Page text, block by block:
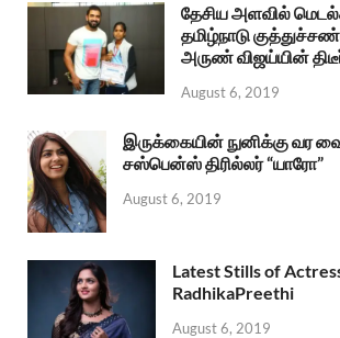
தேசிய அளவில்
தமிழ்நாடு
அருண் விஜய்யின் திடீர்
August 6, 2019
இருக்கையின் நுனிக்கு வர
சஸ்பென்ஸ் திரில்லர் “யாரோ”
August 6, 2019
Latest Stills of
RadhikaPreethi
August 6, 2019